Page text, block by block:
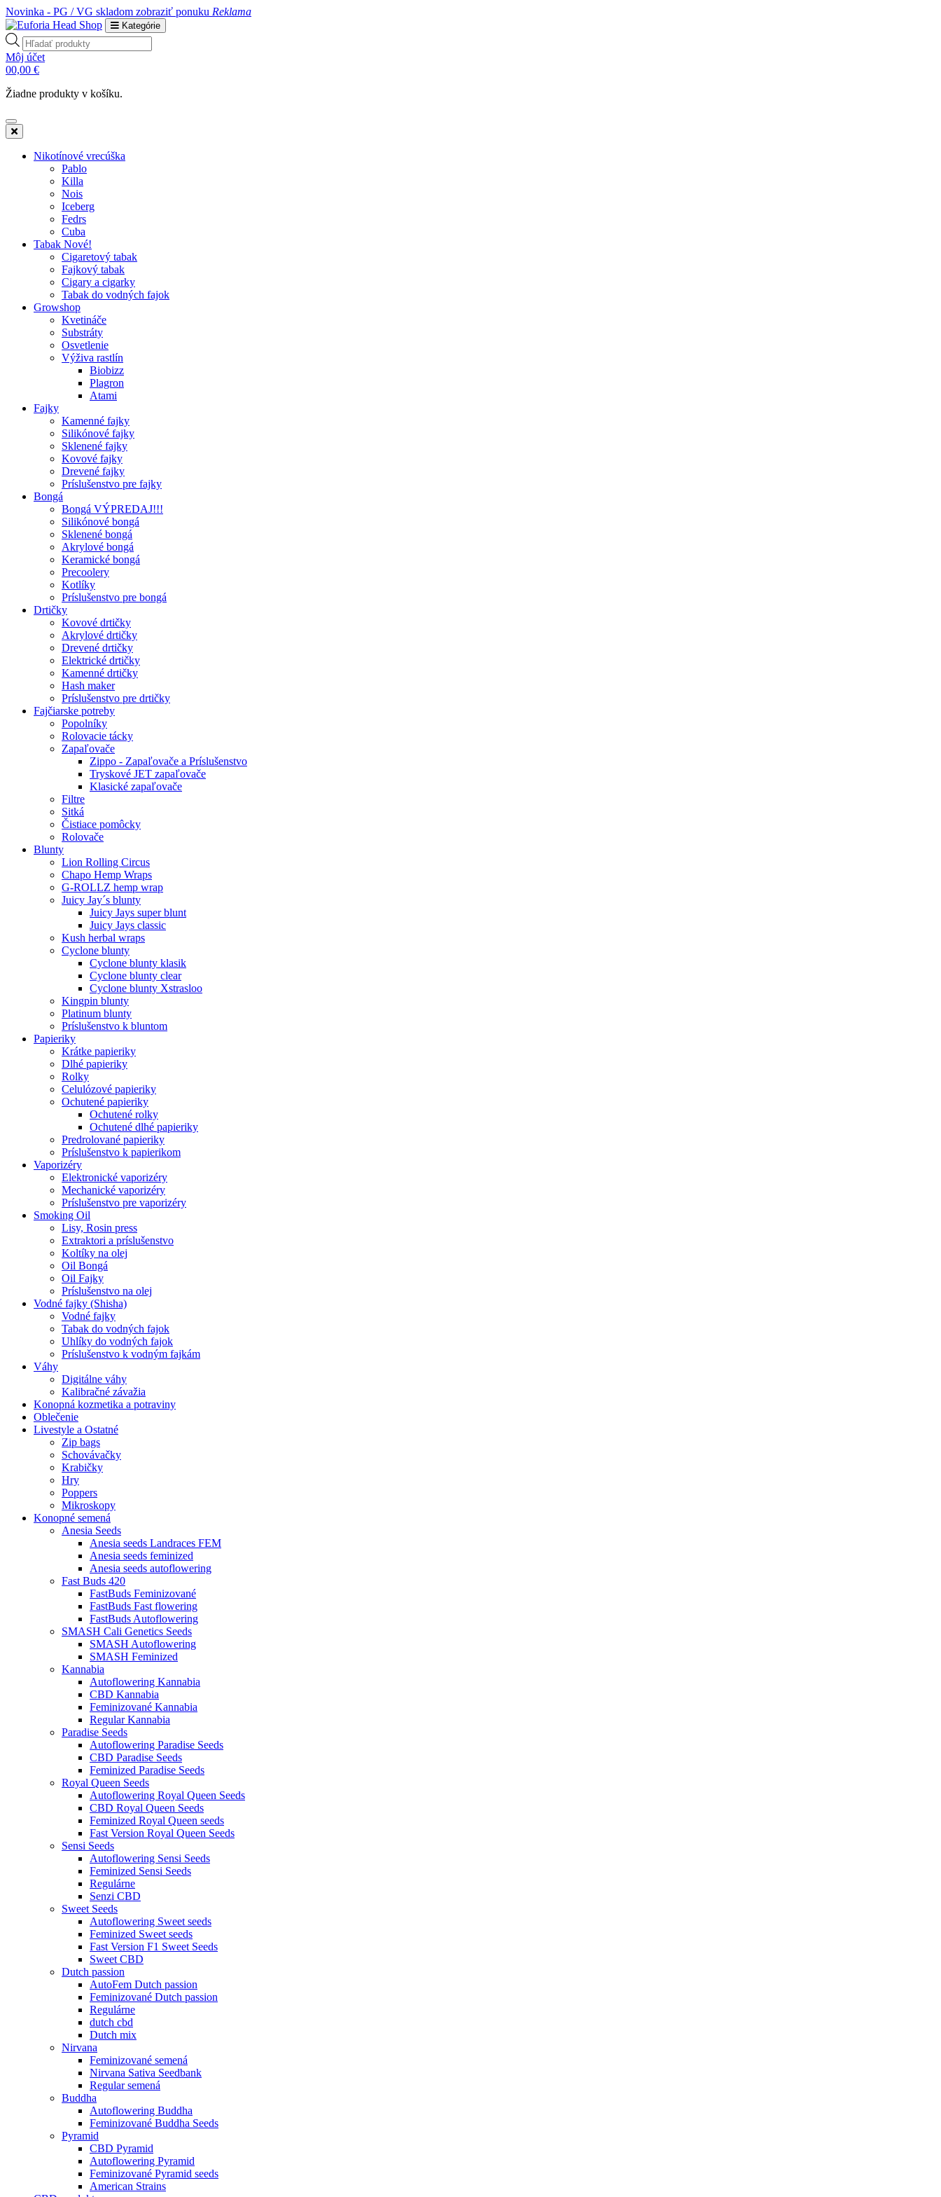
Novinka - PG / VG skladom zobraziť ponuku Reklama
Kategórie
Products
search
Môj účet
00,00 €
Žiadne produkty v košíku.
Nikotínové vrecúška
Pablo
Killa
Nois
Iceberg
Fedrs
Cuba
Tabak Nové!
Cigaretový tabak
Fajkový tabak
Cigary a cigarky
Tabak do vodných fajok
Growshop
Kvetináče
Substráty
Osvetlenie
Výživa rastlín
Biobizz
Plagron
Atami
Fajky
Kamenné fajky
Silikónové fajky
Sklenené fajky
Kovové fajky
Drevené fajky
Príslušenstvo pre fajky
Bongá
Bongá VÝPREDAJ!!!
Silikónové bongá
Sklenené bongá
Akrylové bongá
Keramické bongá
Precoolery
Kotlíky
Príslušenstvo pre bongá
Drtičky
Kovové drtičky
Akrylové drtičky
Drevené drtičky
Elektrické drtičky
Kamenné drtičky
Hash maker
Príslušenstvo pre drtičky
Fajčiarske potreby
Popolníky
Rolovacie tácky
Zapaľovače
Zippo - Zapaľovače a Príslušenstvo
Tryskové JET zapaľovače
Klasické zapaľovače
Filtre
Sitká
Čistiace pomôcky
Rolovače
Blunty
Lion Rolling Circus
Chapo Hemp Wraps
G-ROLLZ hemp wrap
Juicy Jay´s blunty
Juicy Jays super blunt
Juicy Jays classic
Kush herbal wraps
Cyclone blunty
Cyclone blunty klasik
Cyclone blunty clear
Cyclone blunty Xstrasloo
Kingpin blunty
Platinum blunty
Príslušenstvo k bluntom
Papieriky
Krátke papieriky
Dlhé papieriky
Rolky
Celulózové papieriky
Ochutené papieriky
Ochutené rolky
Ochutené dlhé papieriky
Predrolované papieriky
Príslušenstvo k papierikom
Vaporizéry
Elektronické vaporizéry
Mechanické vaporizéry
Príslušenstvo pre vaporizéry
Smoking Oil
Lisy, Rosin press
Extraktori a príslušenstvo
Koltíky na olej
Oil Bongá
Oil Fajky
Príslušenstvo na olej
Vodné fajky (Shisha)
Vodné fajky
Tabak do vodných fajok
Uhlíky do vodných fajok
Príslušenstvo k vodným fajkám
Váhy
Digitálne váhy
Kalibračné závažia
Konopná kozmetika a potraviny
Oblečenie
Livestyle a Ostatné
Zip bags
Schovávačky
Krabičky
Hry
Poppers
Mikroskopy
Konopné semená
Anesia Seeds
Anesia seeds Landraces FEM
Anesia seeds feminized
Anesia seeds autoflowering
Fast Buds 420
FastBuds Feminizované
FastBuds Fast flowering
FastBuds Autoflowering
SMASH Cali Genetics Seeds
SMASH Autoflowering
SMASH Feminized
Kannabia
Autoflowering Kannabia
CBD Kannabia
Feminizované Kannabia
Regular Kannabia
Paradise Seeds
Autoflowering Paradise Seeds
CBD Paradise Seeds
Feminized Paradise Seeds
Royal Queen Seeds
Autoflowering Royal Queen Seeds
CBD Royal Queen Seeds
Feminized Royal Queen seeds
Fast Version Royal Queen Seeds
Sensi Seeds
Autoflowering Sensi Seeds
Feminized Sensi Seeds
Regulárne
Senzi CBD
Sweet Seeds
Autoflowering Sweet seeds
Feminized Sweet seeds
Fast Version F1 Sweet Seeds
Sweet CBD
Dutch passion
AutoFem Dutch passion
Feminizované Dutch passion
Regulárne
dutch cbd
Dutch mix
Nirvana
Feminizované semená
Nirvana Sativa Seedbank
Regular semená
Buddha
Autoflowering Buddha
Feminizované Buddha Seeds
Pyramid
CBD Pyramid
Autoflowering Pyramid
Feminizované Pyramid seeds
American Strains